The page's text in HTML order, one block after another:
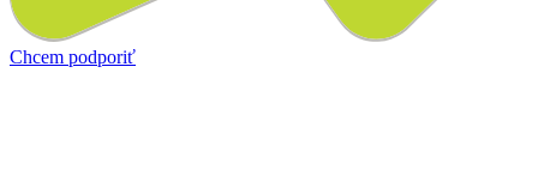
Chcem podporiť